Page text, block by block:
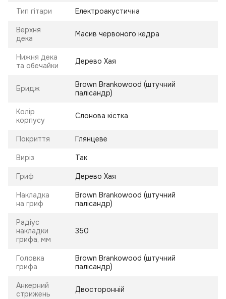
Тип гітари Електроакустична
Верхня
дека
Масив червоного кедра
Нижня дека
та обечайки
Дерево Хая
Бридж
Brown Brankowood (штучний
палісандр)
Колір
корпусу
Слонова кістка
Покриття Глянцеве
Виріз Так
Гриф Дерево Хая
Накладка
на гриф
Brown Brankowood (штучний
палісандр)
Радіус
накладки
грифа, мм
350
Головка
грифа
Brown Brankowood (штучний
палісандр)
Анкерний
стрижень
Двосторонній